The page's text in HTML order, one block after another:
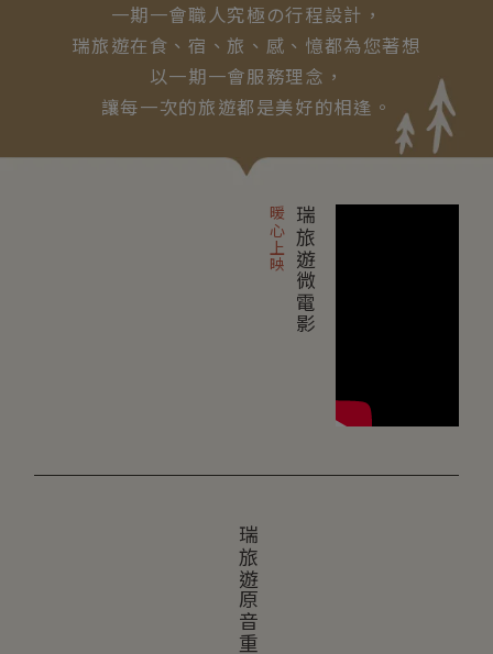
一期一會職人究極の行程設計，
瑞旅遊在食、宿、旅、感、憶都為您著想
以一期一會服務理念，
讓每一次的旅遊都是美好的相逢。
瑞旅遊微電影
暖心上映
瑞旅遊原音重現